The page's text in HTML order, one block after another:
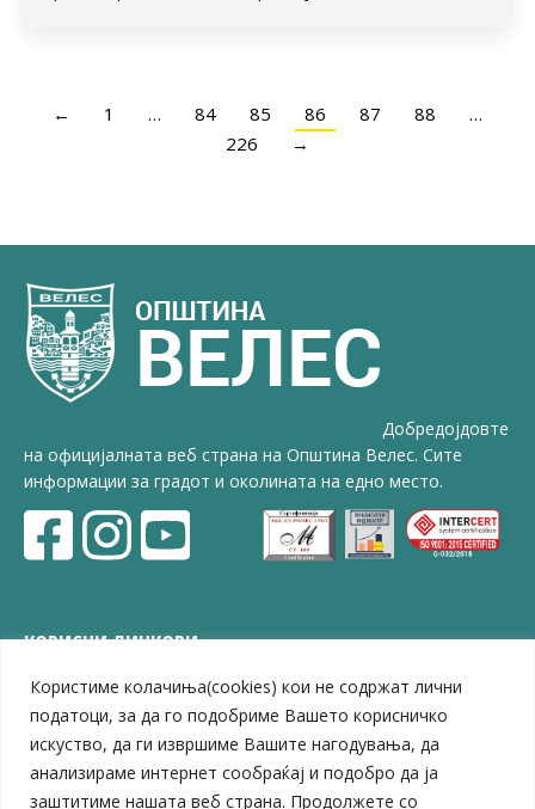
Користиме колачиња(cookies) кои не содржат лични
податоци, за да го подобриме Вашето корисничко
искуство, да ги извршиме Вашите нагодувања, да
анализираме интернет сообраќај и подобро да ја
заштитиме нашата веб страна. Продолжете со
← 1 … 84 85 86 87 88
…
226
→
Добредојдовте
на официјалната веб страна на Општина Велес. Сите
информации за градот и околината на едно место.
КОРИСНИ ЛИНКОВИ
ЗЕЛС – Заедница на единиците на локална самоуправа
Центар за развој на Вардарски плански регион
Јавно комунално претпријатие „Дервен“
ЈПССО „Парк – спорт и паркинзи“
ЛБ „Гоце Делчев“